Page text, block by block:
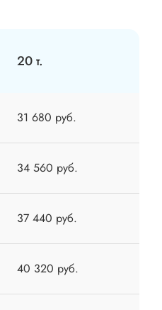
20 т.
31 680 руб.
34 560 руб.
37 440 руб.
40 320 руб.